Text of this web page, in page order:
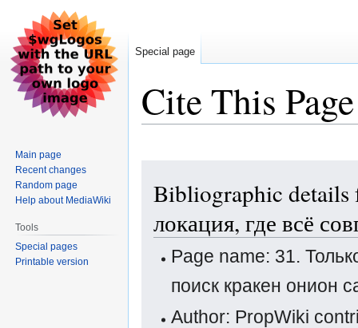
Cite This Page
navigation
search
Bibliographic
локация, где всё
Page name: 31.
поиск кракен онион
Author: PropWiki
Special page
Main page
Recent changes
Random page
Help about MediaWiki
Tools
Special pages
Printable version